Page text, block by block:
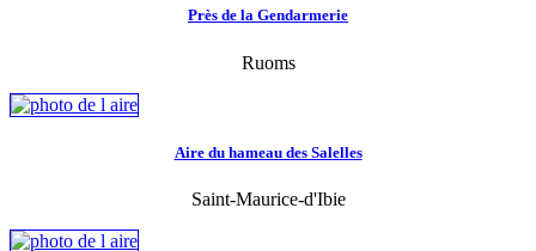
Près de la Gendarmerie
Ruoms
Aire du hameau des Salelles
Saint-Maurice-d'Ibie